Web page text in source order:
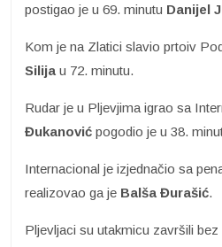
postigao je u 69. minutu Danijel
Kom je na Zlatici slavio prtoiv
Silija u 72. minutu.
Rudar je u Pljevjima igrao sa
Đukanović pogodio je u 38.
Internacional je izjednačio sa
realizovao ga je Balša Đurašić.
Pljevljaci su utakmicu završili